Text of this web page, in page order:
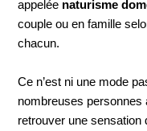
appelée naturisme
couple ou en famille
chacun.
Ce n’est ni une mode
nombreuses personnes
retrouver une sensation